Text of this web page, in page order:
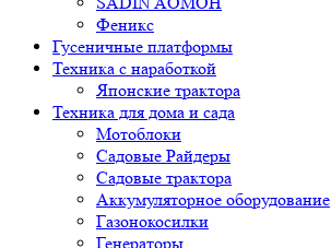
Феникс
Гусеничные платформы
Техника с наработкой
Японские трактора
Техника для дома и сада
Мотоблоки
Садовые Райдеры
Садовые трактора
Аккумуляторное оборудование
Газонокосилки
Генераторы